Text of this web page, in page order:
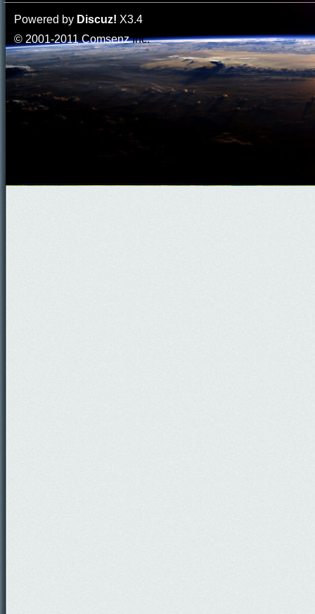
Powered by Discuz! X3.4
© 2001-2011ComsenzInc.